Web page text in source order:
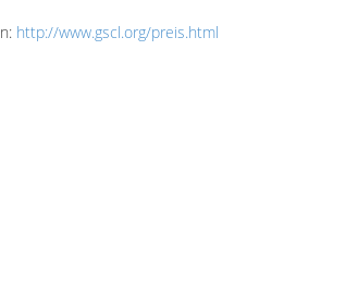
http://www.gscl.org/preis.html